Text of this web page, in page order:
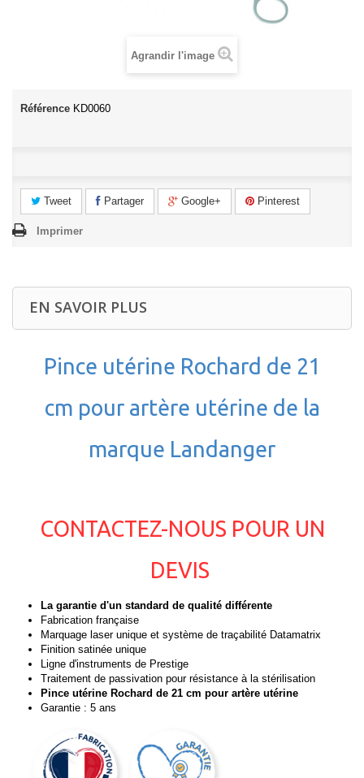
Agrandir l'image
Référence KD0060
Tweet Partager Google+ Pinterest
Imprimer
EN SAVOIR PLUS
Pince utérine Rochard de 21
cm pour artère utérine de la
marque Landanger
CONTACTEZ-NOUS POUR UN
DEVIS
La garantie d'un standard de qualité différente
Fabrication française
Marquage laser unique et système de traçabilité Datamatrix
Finition satinée unique
Ligne d'instruments de Prestige
Traitement de passivation pour résistance à la stérilisation
Pince utérine Rochard de 21 cm pour artère utérine
Garantie : 5 ans